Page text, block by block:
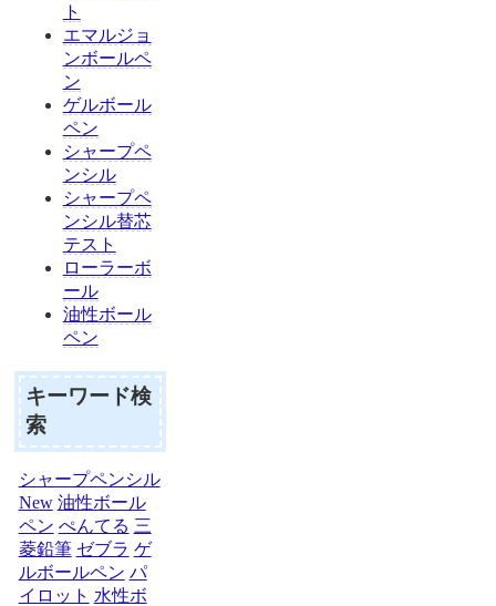
ト
エマルジョ
ンボールペ
ン
ゲルボール
ペン
シャープペ
ンシル
シャープペ
ンシル替芯
テスト
ローラーボ
ール
油性ボール
ペン
キーワード検
索
シャープペンシル
New 油性ボール
ペン ぺんてる 三
菱鉛筆 ゼブラ ゲ
ルボールペン パ
イロット 水性ボ